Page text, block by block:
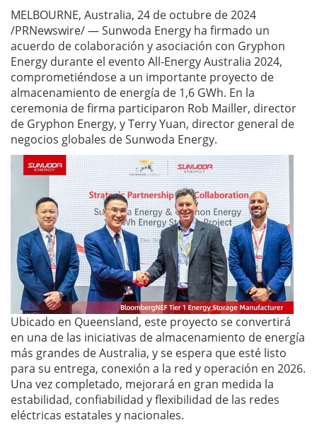
MELBOURNE, Australia, 24 de octubre de 2024
/PRNewswire/ — Sunwoda Energy ha firmado un
acuerdo de colaboración y asociación con Gryphon
Energy durante el evento All-Energy Australia 2024,
comprometiéndose a un importante proyecto de
almacenamiento de energía de 1,6 GWh. En la
ceremonia de firma participaron Rob Mailler, director
de Gryphon Energy, y Terry Yuan, director general de
negocios globales de Sunwoda Energy.
Ubicado en Queensland, este proyecto se convertirá
en una de las iniciativas de almacenamiento de energía
más grandes de Australia, y se espera que esté listo
para su entrega, conexión a la red y operación en 2026.
Una vez completado, mejorará en gran medida la
estabilidad, confiabilidad y flexibilidad de las redes
eléctricas estatales y nacionales.